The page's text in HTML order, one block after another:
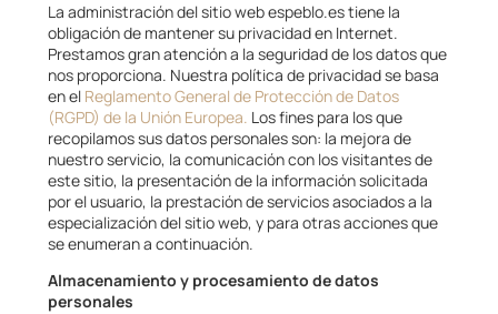
La administración del sitio web espeblo.es tiene la
obligación de mantener su privacidad en Internet.
Prestamos gran atención a la seguridad de los datos que
nos proporciona. Nuestra política de privacidad se basa
en el Reglamento General de Protección de Datos
(RGPD) de la Unión Europea. Los fines para los que
recopilamos sus datos personales son: la mejora de
nuestro servicio, la comunicación con los visitantes de
este sitio, la presentación de la información solicitada
por el usuario, la prestación de servicios asociados a la
especialización del sitio web, y para otras acciones que
se enumeran a continuación.
Almacenamiento y procesamiento de datos
personales